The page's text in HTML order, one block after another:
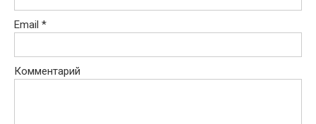
Email *
Комментарий